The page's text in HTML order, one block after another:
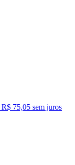
R$ 75,05 sem juros